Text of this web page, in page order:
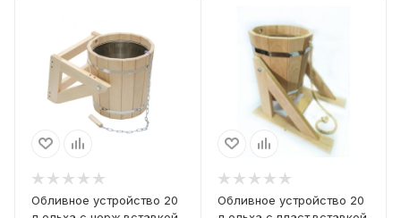
Обливное устройство 20
Обливное устройство 20